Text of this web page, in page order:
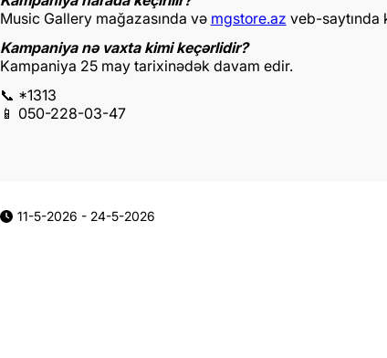
Music Gallery mağazasında və mgstore.az veb-saytında
Kampaniya nə vaxta kimi keçərlidir?
Kampaniya 25 may tarixinədək davam edir.
📞 *1313
📱 050-228-03-47
11-5-2026 - 24-5-2026